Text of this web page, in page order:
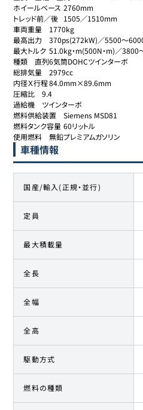
ホイールベース	2760mm
トレッド前／後	1505／1510mm
車両重量	1770kg
最高出力	370ps(272kW)／5500～6000rpm
最大トルク	51.0kg・m(500N・m)／3800～5000rpm
種類	直列6気筒DOHCツインターボ
総排気量	2979cc
内径Ｘ行程	84.0mm×89.6mm
圧縮比	9.4
過給機	ツインターボ
燃料供給装置	Siemens MSD81
燃料タンク容量	60リットル
使用燃料	無鉛プレミアムガソリン
車種情報
国産/輸入(正規・並行)
定員
最大積載量
全長
全幅
全高
駆動方式
燃料の種類